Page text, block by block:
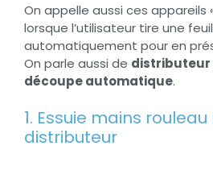
On appelle aussi ces appareils
lorsque l’utilisateur tire une
automatiquement pour en
On parle aussi de distributeur
découpe automatique.
1. Essuie mains
distributeur